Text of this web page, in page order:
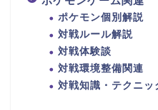
ポケモン個別解説
対戦ルール解説
対戦体験談
対戦環境整備関連
対戦知識・テクニッ